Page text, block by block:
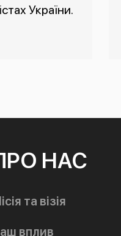
України.
НАС
та візія
вплив